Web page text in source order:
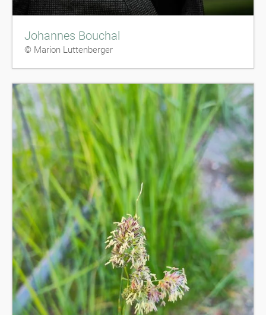
Johannes Bouchal
© Marion Luttenberger